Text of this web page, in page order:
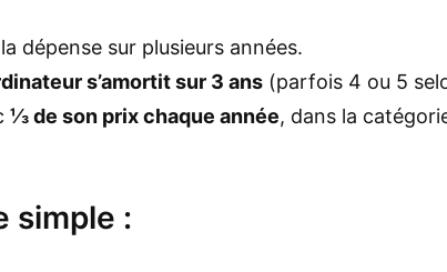
dépense sur plusieurs années.
s’amortit sur 3 ans (parfois 4 ou 5
⅓ de son prix chaque année, dans la
simple :